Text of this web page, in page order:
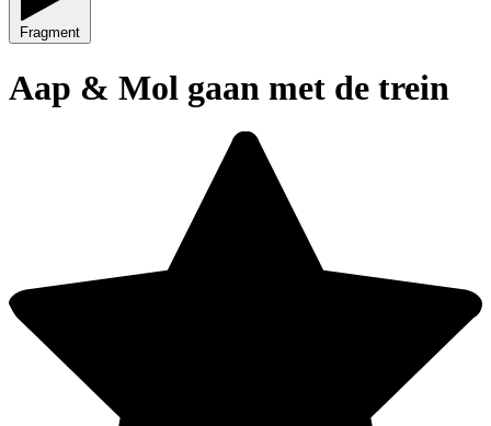
Fragment
Aap & Mol gaan met de trein